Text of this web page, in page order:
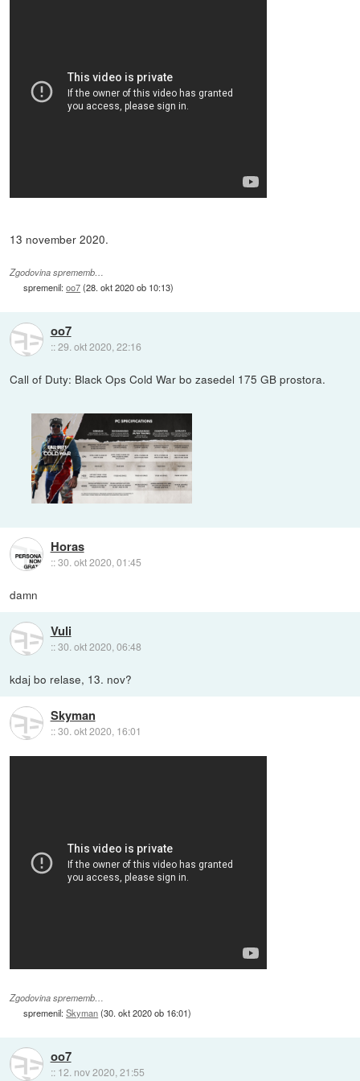
13 november 2020.
Zgodovina sprememb…
spremenil:oo7(28. okt 2020 ob 10:13)
oo7
::29. okt 2020, 22:16
Call of Duty: Black Ops Cold War bo zasedel 175 GB prostora.
Horas
::30. okt 2020, 01:45
damn
Vuli
::30. okt 2020, 06:48
kdaj bo relase, 13. nov?
Skyman
::30. okt 2020, 16:01
Zgodovina sprememb…
spremenil:Skyman(30. okt 2020 ob 16:01)
oo7
:: 12. nov 2020, 21:55